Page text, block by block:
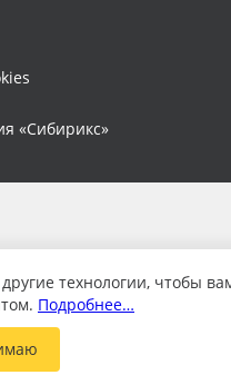
«Сибирикс»
технологии, чтобы
Подробнее…